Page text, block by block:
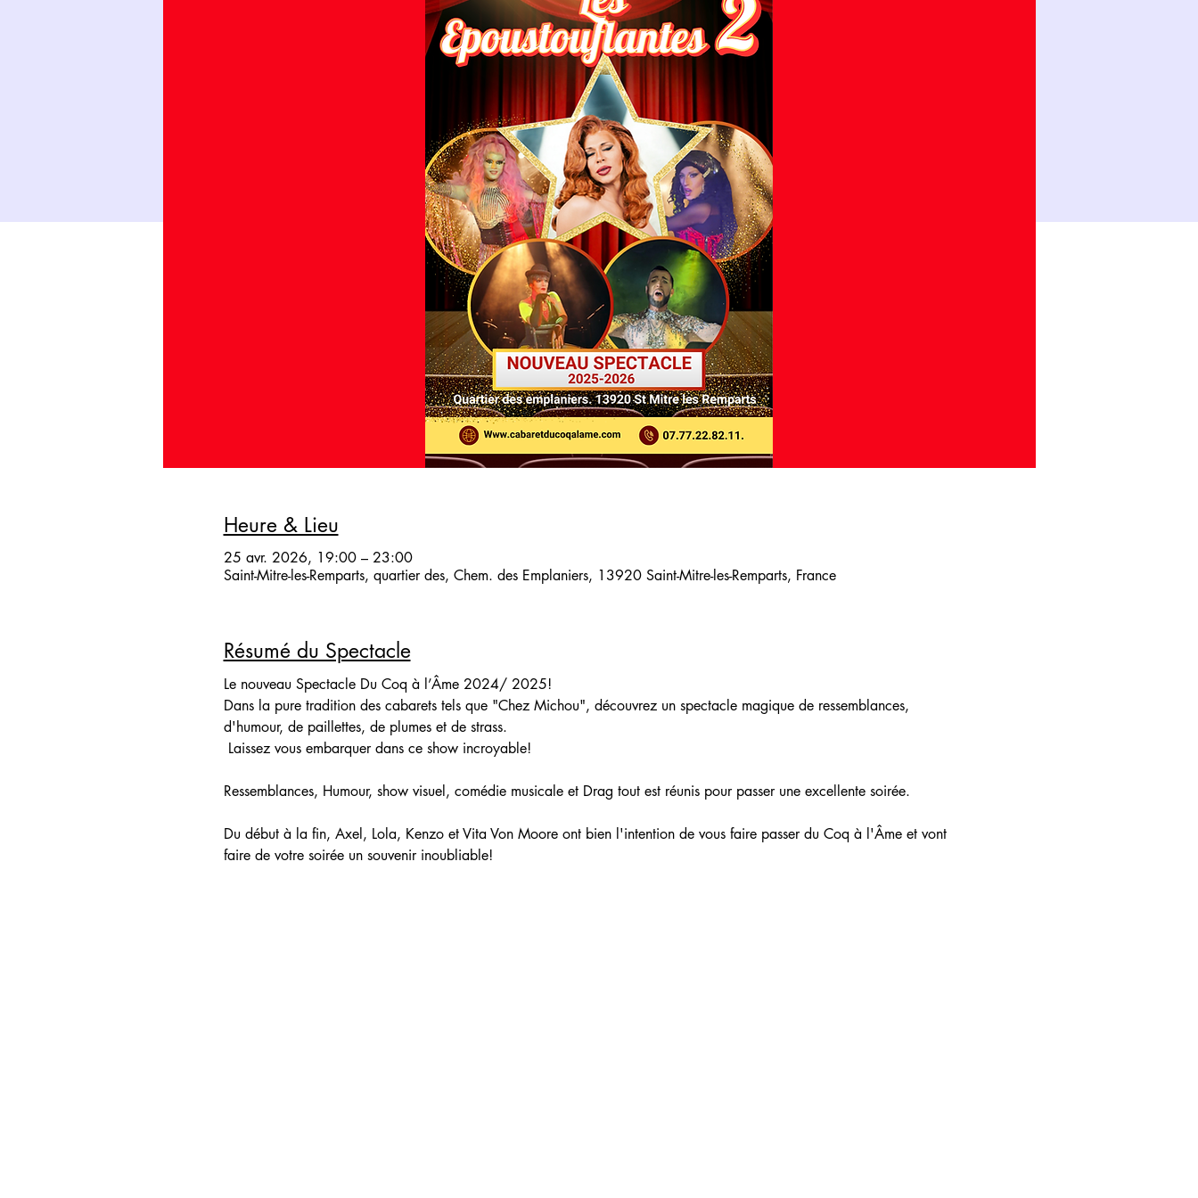
Heure & Lieu
25 avr. 2026, 19:00 – 23:00
Saint-Mitre-les-Remparts, quartier des, Chem. des Emplaniers, 13920 Saint-Mitre-les-Remparts, France
Résumé du Spectacle
Le nouveau Spectacle Du Coq à l’Âme 2024/ 2025!
Dans la pure tradition des cabarets tels que "Chez Michou", découvrez un spectacle magique de ressemblances,
d'humour, de paillettes, de plumes et de strass.
Laissez vous embarquer dans ce show incroyable!
Ressemblances, Humour, show visuel, comédie musicale et Drag tout est réunis pour passer une excellente soirée.
Du début à la fin, Axel, Lola, Kenzo et Vita Von Moore ont bien l'intention de vous faire passer du Coq à l'Âme et vont
faire de votre soirée un souvenir inoubliable!